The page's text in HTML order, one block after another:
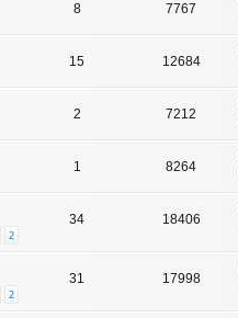
8 7767
15 12684
2 7212
1 8264
2
34 18406
2
31 17998